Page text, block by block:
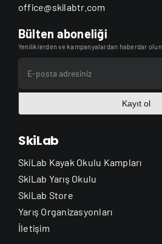
office@skilabtr.com
Bülten aboneliği
Yeniliklerden ve kampanyalardan haberdar olun.
Kayıt ol
SkiLab
SkiLab Kayak Okulu Kampları
SkiLab Yarış Okulu
SkiLab Store
Yarış Organizasyonları
İletişim